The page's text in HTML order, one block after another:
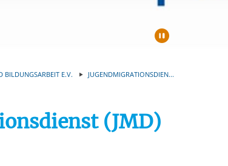
erstreckt sich nicht auf notwendige Cookies,
und somit gewünschten Website-Funktionen
Interessen und daher unabhängig von einer
BILDUNGSARBEIT E.V. JUGENDMIGRATIONSDIEN...
(JMD)